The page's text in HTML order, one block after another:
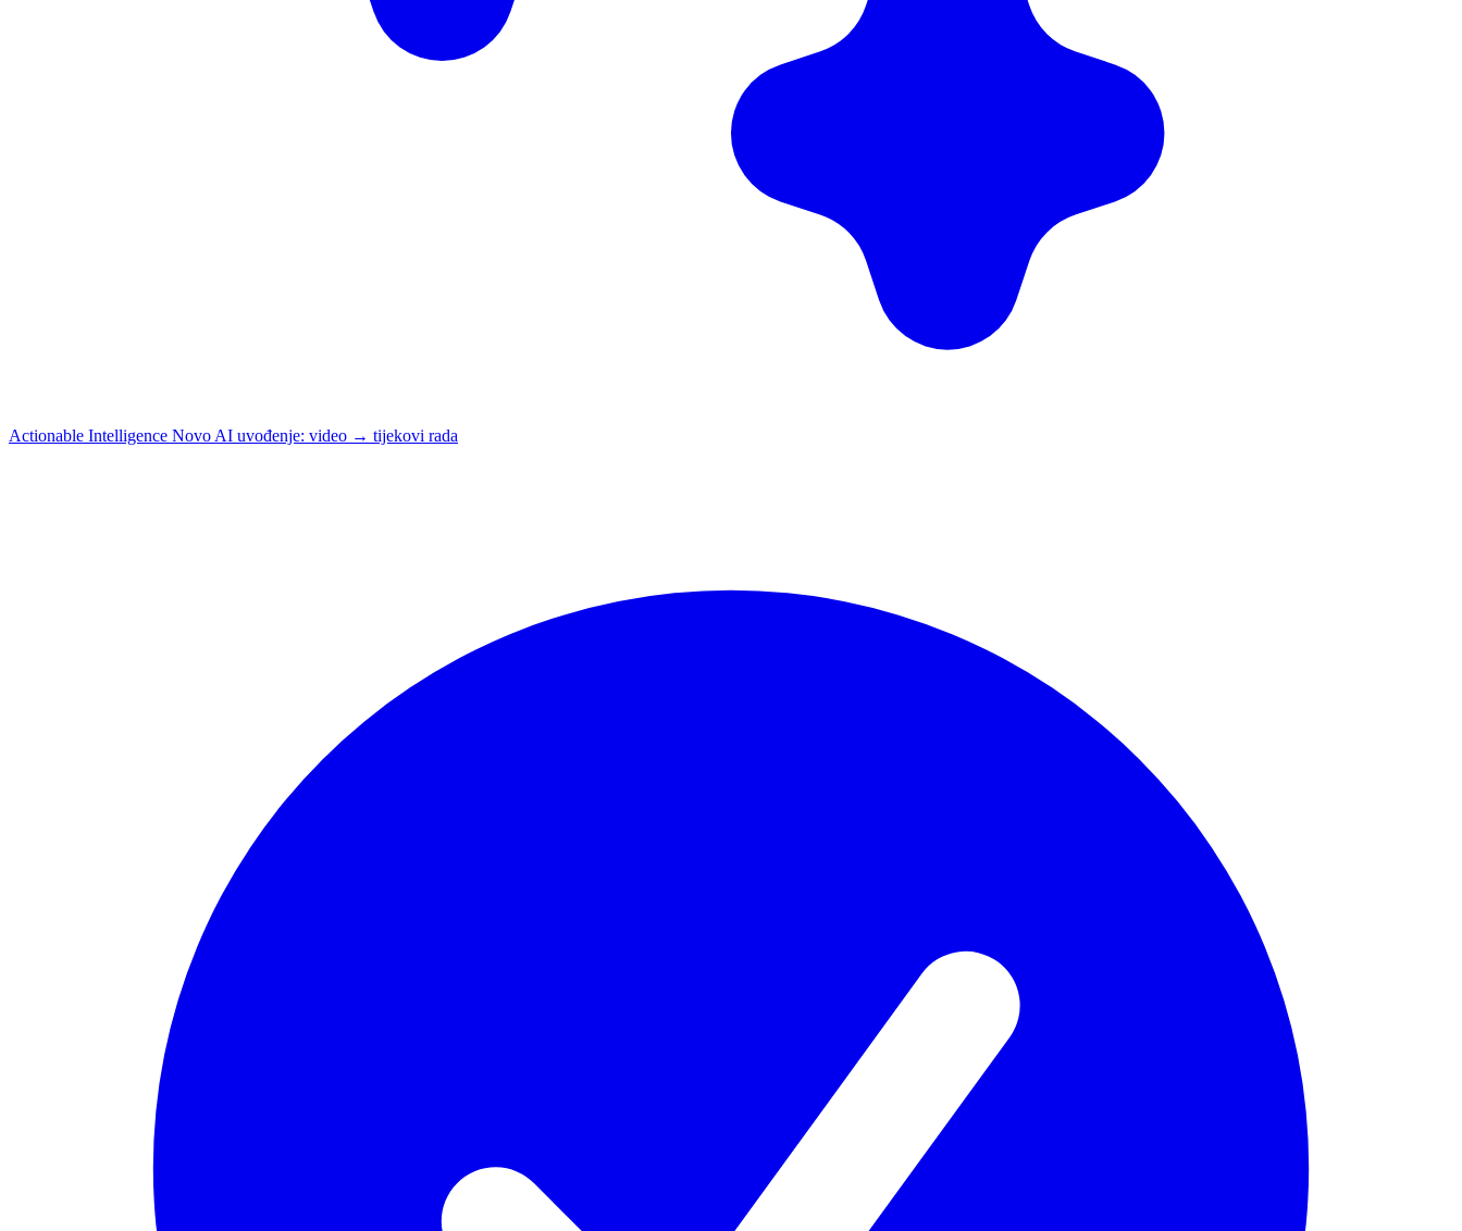
Actionable Intelligence Novo AI uvođenje: video → tijekovi rada